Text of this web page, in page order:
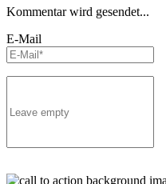
Kommentar wird gesendet...
E-Mail